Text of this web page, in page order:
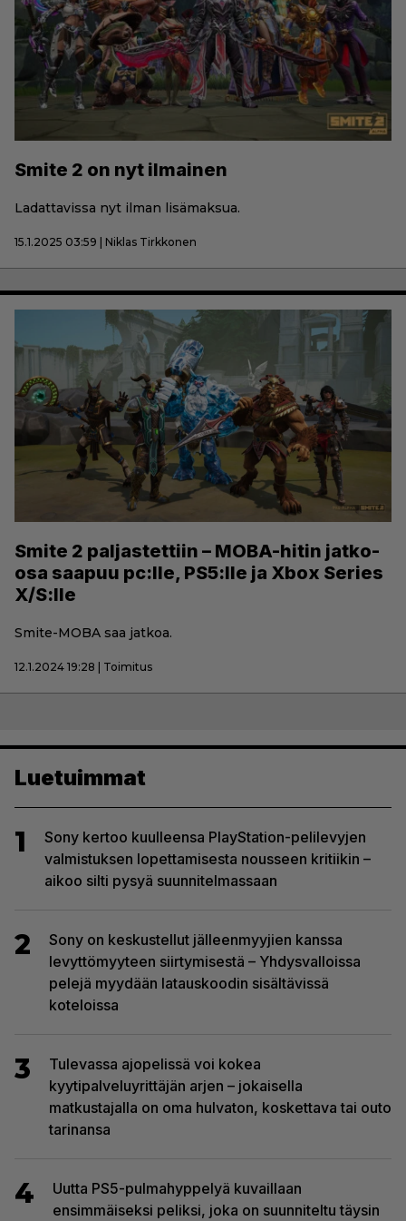
Smite 2 on nyt ilmainen
Ladattavissa nyt ilman lisämaksua.
15.1.2025 03:59 | Niklas Tirkkonen
Smite 2 paljastettiin – MOBA-hitin jatko-
osa saapuu pc:lle, PS5:lle ja Xbox Series
X/S:lle
Smite-MOBA saa jatkoa.
12.1.2024 19:28 | Toimitus
Luetuimmat
1
Sony kertoo kuulleensa PlayStation-pelilevyjen
valmistuksen lopettamisesta nousseen kritiikin –
aikoo silti pysyä suunnitelmassaan
2
Sony on keskustellut jälleenmyyjien kanssa
levyttömyyteen siirtymisestä – Yhdysvalloissa
pelejä myydään latauskoodin sisältävissä
koteloissa
3
Tulevassa ajopelissä voi kokea
kyytipalveluyrittäjän arjen – jokaisella
matkustajalla on oma hulvaton, koskettava tai outo
tarinansa
4
Uutta PS5-pulmahyppelyä kuvaillaan
ensimmäiseksi peliksi, joka on suunniteltu täysin